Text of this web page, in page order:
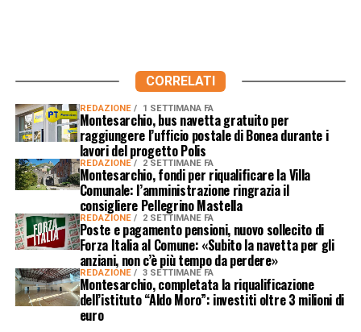
CORRELATI
REDAZIONE 1 SETTIMANA FA
Montesarchio, bus navetta gratuito per
raggiungere l’ufficio postale di Bonea durante i
lavori del progetto Polis
REDAZIONE 2 SETTIMANE FA
Montesarchio, fondi per riqualificare la Villa
Comunale: l’amministrazione ringrazia il
consigliere Pellegrino Mastella
REDAZIONE 2 SETTIMANE FA
Poste e pagamento pensioni, nuovo sollecito di
Forza Italia al Comune: «Subito la navetta per gli
anziani, non c’è più tempo da perdere»
REDAZIONE 3 SETTIMANE FA
Montesarchio, completata la riqualificazione
dell’istituto “Aldo Moro”: investiti oltre 3 milioni di
euro